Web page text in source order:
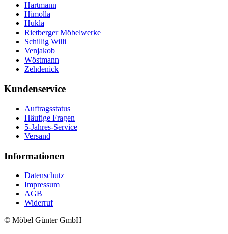
Hartmann
Himolla
Hukla
Rietberger Möbelwerke
Schillig Willi
Venjakob
Wöstmann
Zehdenick
Kundenservice
Auftragsstatus
Häufige Fragen
5-Jahres-Service
Versand
Informationen
Datenschutz
Impressum
AGB
Widerruf
© Möbel Günter GmbH